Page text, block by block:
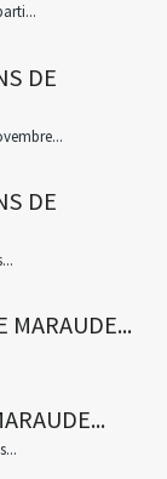
DE
DE
MARAUDE...